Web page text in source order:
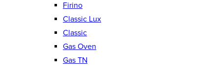
Firino
Classic Lux
Classic
Gas Oven
Gas TN